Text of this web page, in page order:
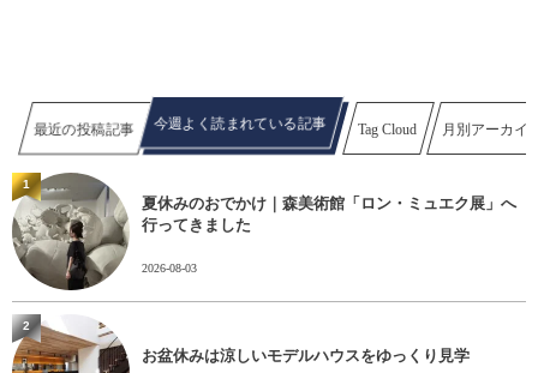
最近の投稿記事 今週よく読まれている記事 Tag Cloud 月別アーカイ
夏休みのおでかけ｜森美術館「ロン・ミュエク展」へ
行ってきました
2026-08-03
1
お盆休みは涼しいモデルハウスをゆっくり見学
2